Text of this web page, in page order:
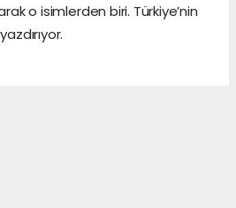
o isimlerden biri. Türkiye’nin